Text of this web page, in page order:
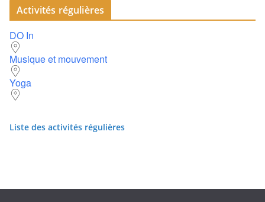
Activités régulières
DO In
Musique et mouvement
Yoga
Liste des activités régulières